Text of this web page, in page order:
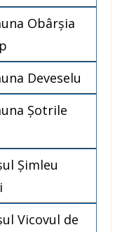
Obârşia
Deveselu
Şotrile
Şimleu
Vicovul de